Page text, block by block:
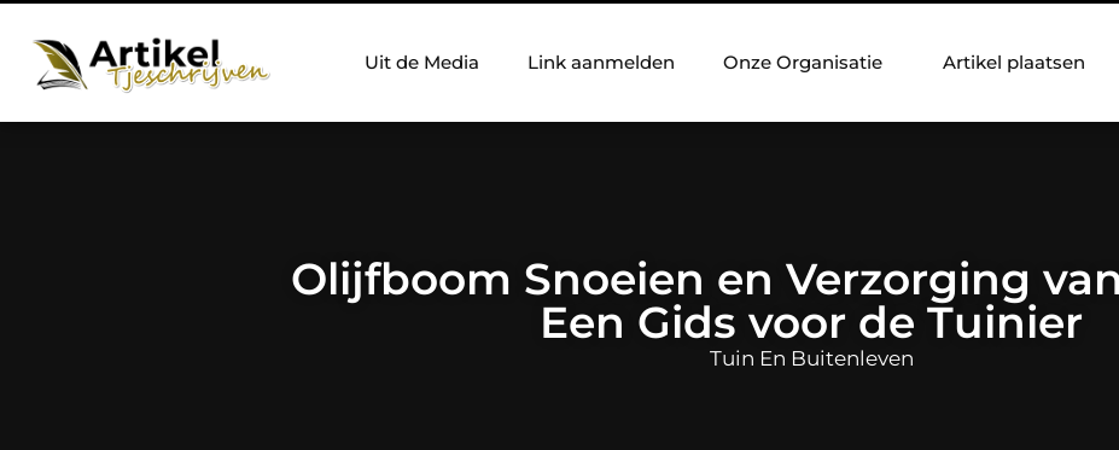
Uit de Media Link aanmelden Onze Organisatie Artikel plaatsen
Olijfboom Snoeien en Verzorging
Een Gids voor de Tuinier
Tuin En Buitenleven